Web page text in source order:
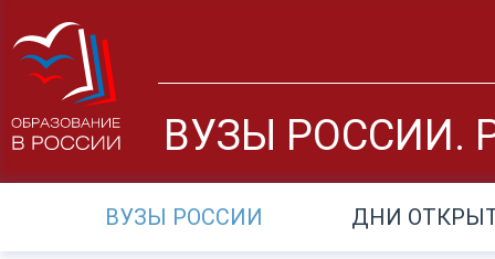
ВУЗЫ РОССИИ.
ВУЗЫ РОССИИ ДНИ